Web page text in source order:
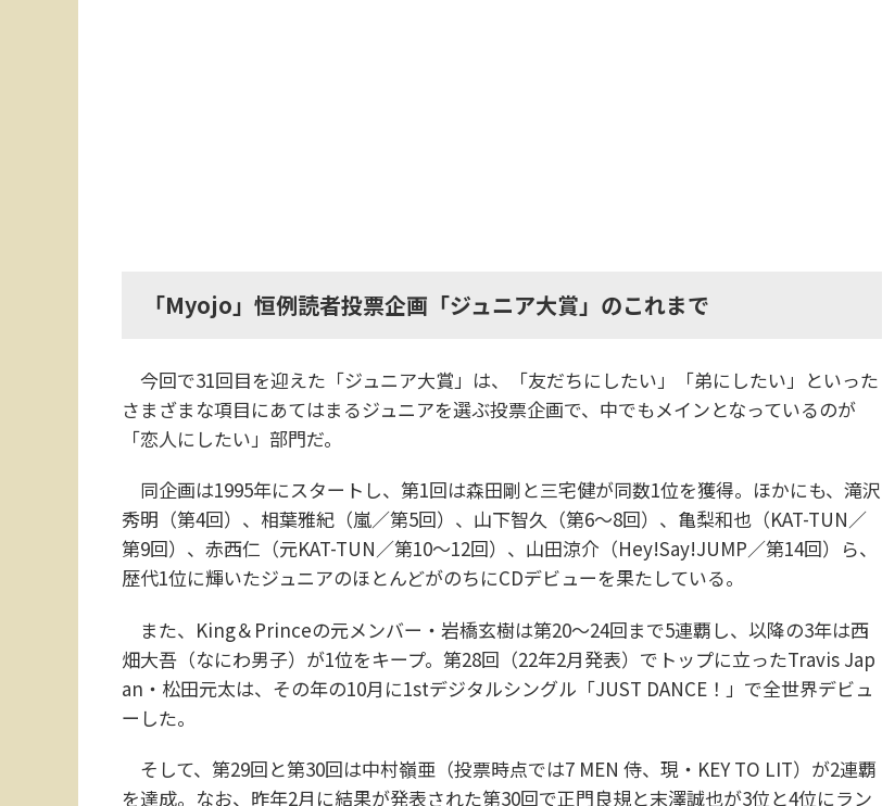
「Myojo」恒例読者投票企画「ジュニア大賞」のこれまで
今回で31回目を迎えた「ジュニア大賞」は、「友だちにしたい」「弟にしたい」といった
さまざまな項目にあてはまるジュニアを選ぶ投票企画で、中でもメインとなっているのが
「恋人にしたい」部門だ。
同企画は1995年にスタートし、第1回は森田剛と三宅健が同数1位を獲得。ほかにも、滝沢
秀明（第4回）、相葉雅紀（嵐／第5回）、山下智久（第6～8回）、亀梨和也（KAT-TUN／
第9回）、赤西仁（元KAT-TUN／第10～12回）、山田涼介（Hey!Say!JUMP／第14回）ら、
歴代1位に輝いたジュニアのほとんどがのちにCDデビューを果たしている。
また、King＆Princeの元メンバー・岩橋玄樹は第20～24回まで5連覇し、以降の3年は西
畑大吾（なにわ男子）が1位をキープ。第28回（22年2月発表）でトップに立ったTravis Jap
an・松田元太は、その年の10月に1stデジタルシングル「JUST DANCE！」で全世界デビュ
ーした。
そして、第29回と第30回は中村嶺亜（投票時点では7 MEN 侍、現・KEY TO LIT）が2連覇
を達成。なお、昨年2月に結果が発表された第30回で正門良規と末澤誠也が3位と4位にラン